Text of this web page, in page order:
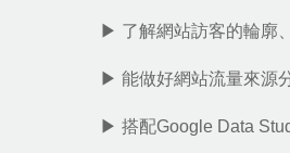
▶ 了解網站訪客的輪廓
▶ 能做好網站流量來源
▶ 搭配Google Data